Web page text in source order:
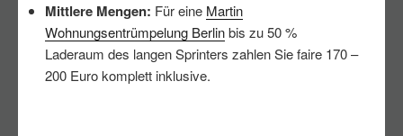
Mittlere Mengen: Für eine Martin
Wohnungsentrümpelung Berlinbis zu 50 %
Laderaum des langen Sprinters zahlen Sie faire 170 –
200 Euro komplett inklusive.